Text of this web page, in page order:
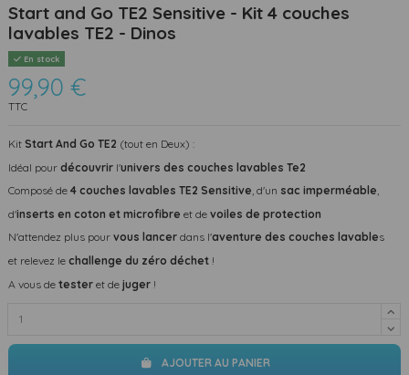
Start and Go TE2 Sensitive - Kit 4 couches
lavables TE2 - Dinos
En stock
99,90 €
TTC
Kit Start And Go TE2 (tout en Deux) :
Idéal pour découvrir l'univers des couches lavables Te2
Composé de 4 couches lavables TE2 Sensitive, d'un sac imperméable,
d'inserts en coton et microfibre et de voiles de protection
N'attendez plus pour vous lancer dans l'aventure des couches lavables
et relevez le challenge du zéro déchet !
A vous de tester et de juger !
AJOUTER AU PANIER